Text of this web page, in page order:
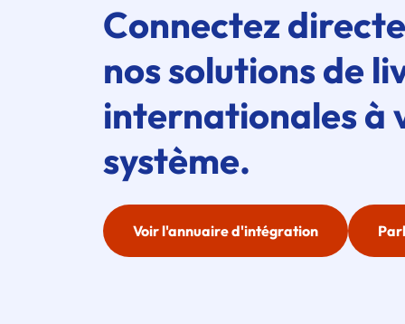
Connectez
nos solutions de
internationales à
système.
Voir l'annuaire d'intégration